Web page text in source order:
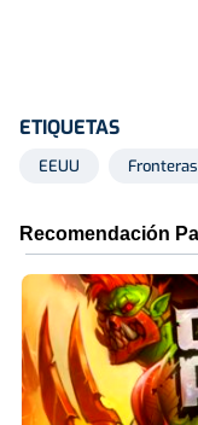
ETIQUETAS
EEUU Fronteras